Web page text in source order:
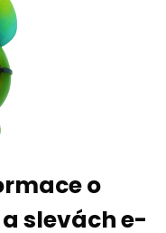
o
slevách e-